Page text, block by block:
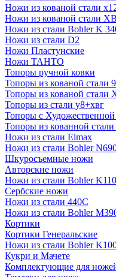
Ножи из кованой стали
Ножи из кованой стали
Ножи из стали Bohler K
Ножи из стали D2
Ножи Пластунские
Ножи ТАНТО
Топоры ручной ковки
Топоры из кованой стали
Топоры из кованой
Топоры из стали у8+хвг
Топоры с Художественной
Топоры из кованной
Ножи из стали Elmax
Ножи из стали Bohler
Шкуросъемные ножи
Авторские ножи
Ножи из стали Bohler K110
Сербские ножи
Ножи из стали 440С
Ножи из стали Bohler
Кортики
Кортики Генеральские
Ножи из стали Bohler
Кукри и Мачете
Комплектующие для